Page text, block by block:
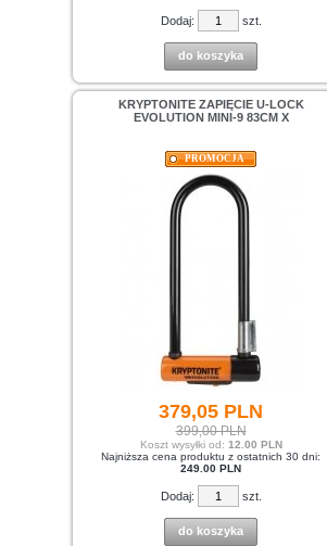
Dodaj: szt.
do koszyka
KRYPTONITE ZAPIĘCIE U-LOCK
EVOLUTION MINI-9 83CM X
PROMOCJA
379,05 PLN
399,00 PLN
Koszt wysyłki od: 12.00 PLN
Najniższa cena produktu z ostatnich 30 dni:
249.00 PLN
Dodaj: szt.
do koszyka